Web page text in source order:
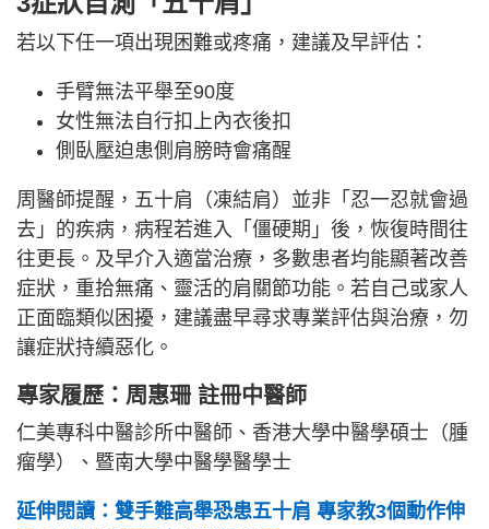
若以下任一項出現困難或疼痛，建議及早評估：
手臂無法平舉至90度
女性無法自行扣上內衣後扣
側臥壓迫患側肩膀時會痛醒
周醫師提醒，五十肩（凍結肩）並非「忍一忍就會過
去」的疾病，病程若進入「僵硬期」後，恢復時間往
往更長。及早介入適當治療，多數患者均能顯著改善
症狀，重拾無痛、靈活的肩關節功能。若自己或家人
正面臨類似困擾，建議盡早尋求專業評估與治療，勿
讓症狀持續惡化。
專家履歷：周惠珊 註冊中醫師
仁美專科中醫診所中醫師、香港大學中醫學碩士（腫
瘤學）、暨南大學中醫學醫學士
延伸閱讀：雙手難高舉恐患五十肩 專家教3個動作伸